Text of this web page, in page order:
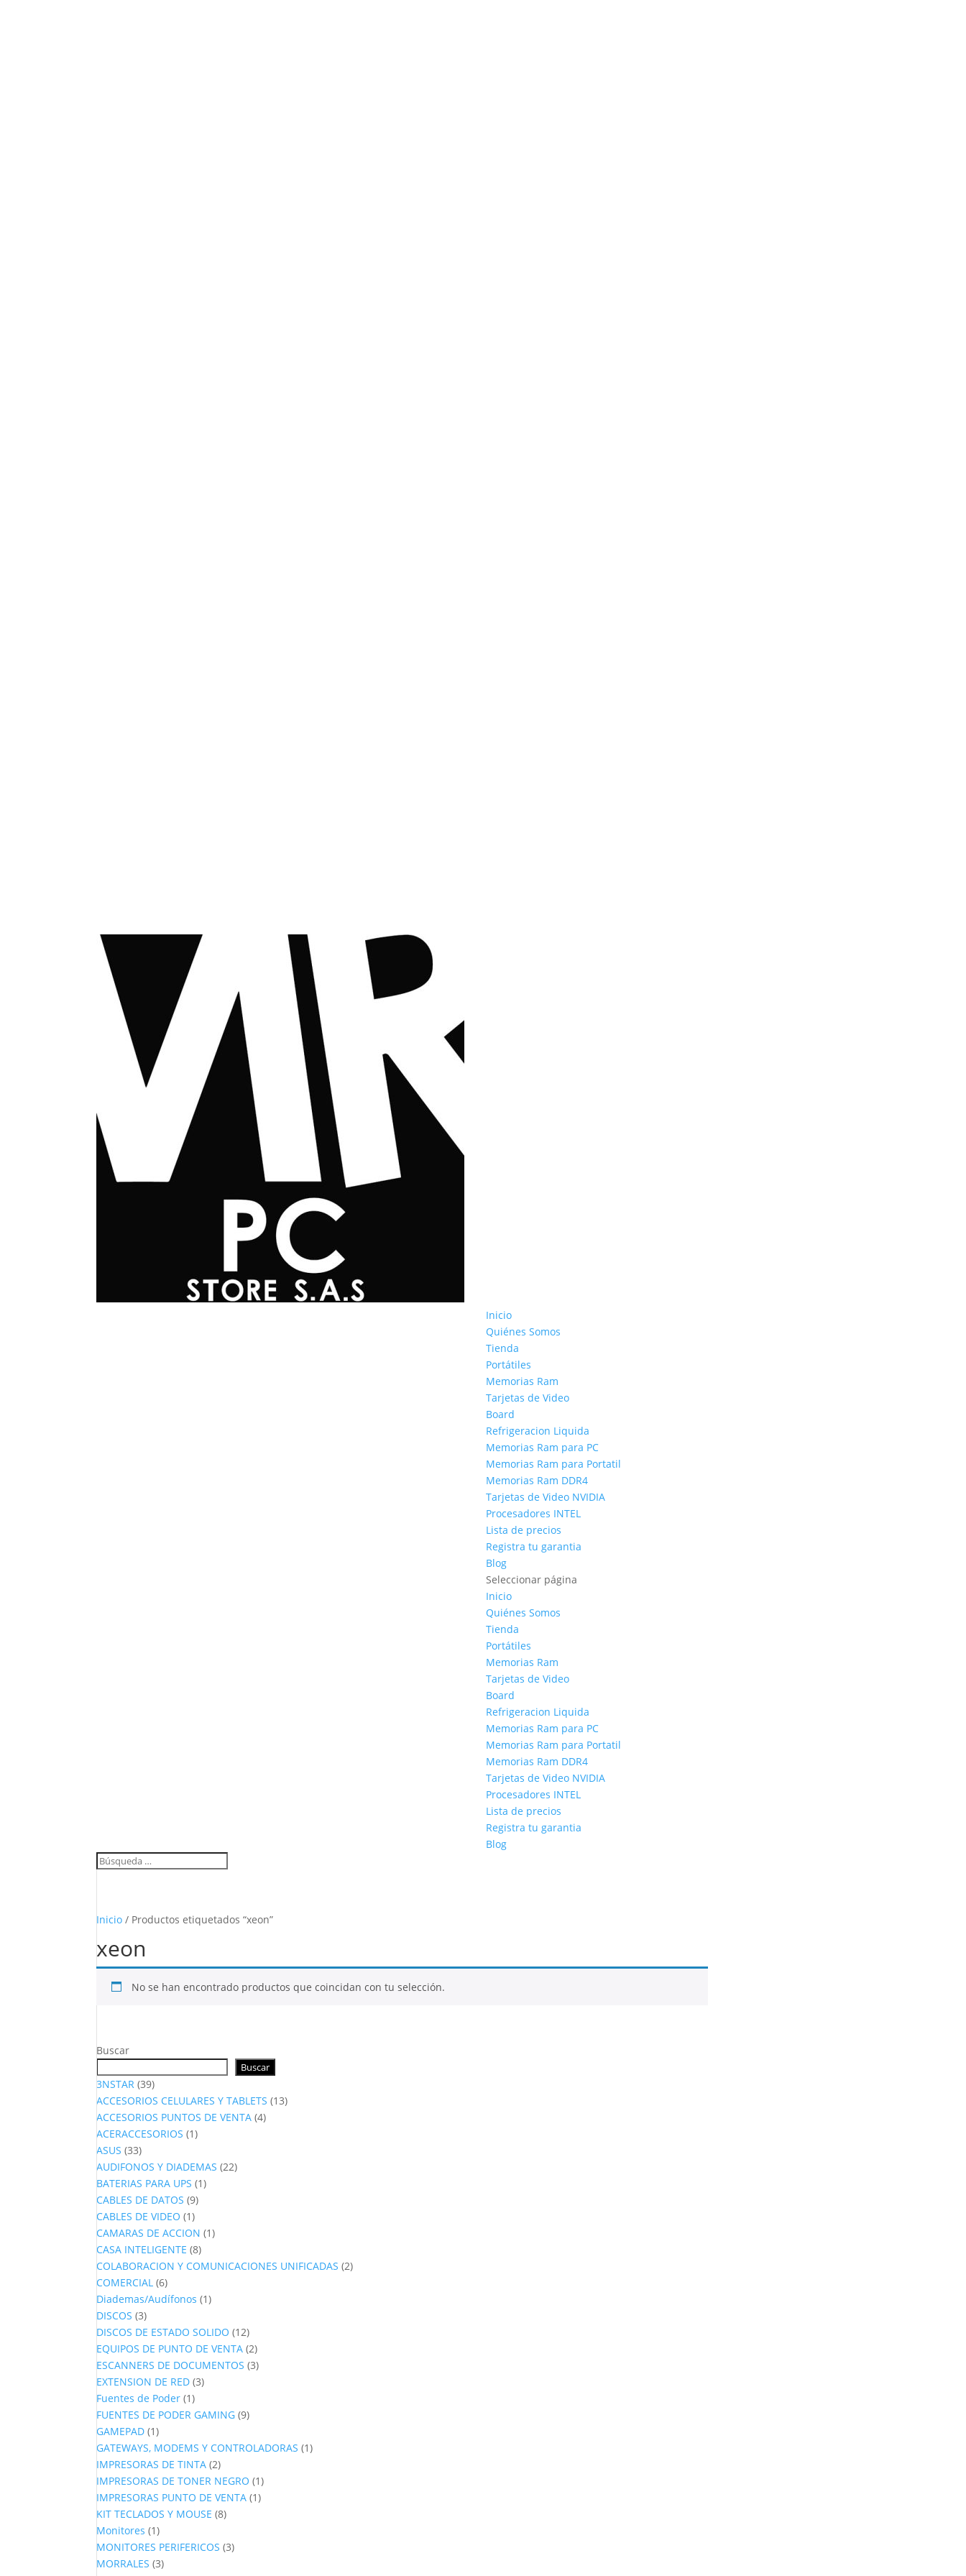
Inicio
Quiénes Somos
Tienda
Portátiles
Memorias Ram
Tarjetas de Video
Board
Refrigeracion Liquida
Memorias Ram para PC
Memorias Ram para Portatil
Memorias Ram DDR4
Tarjetas de Video NVIDIA
Procesadores INTEL
Lista de precios
Registra tu garantia
Blog
Seleccionar página
Inicio
Quiénes Somos
Tienda
Portátiles
Memorias Ram
Tarjetas de Video
Board
Refrigeracion Liquida
Memorias Ram para PC
Memorias Ram para Portatil
Memorias Ram DDR4
Tarjetas de Video NVIDIA
Procesadores INTEL
Lista de precios
Registra tu garantia
Blog
Inicio / Productos etiquetados “xeon”
xeon
No se han encontrado productos que coincidan con tu selección.
Buscar
Buscar
3NSTAR 3939
productos
ACCESORIOS CELULARES Y TABLETS 1313
ACCESORIOS PUNTOS DE VENTA 44
ACERACCESORIOS 11
ASUS 3333
productos
AUDIFONOS Y DIADEMAS 2222
BATERIAS PARA UPS 11
CABLES DE DATOS 99
CABLES DE VIDEO 11
producto
CAMARAS DE ACCION 11
CASA INTELIGENTE 88
productos
COLABORACION Y COMUNICACIONES UNIFICADAS 22
COMERCIAL 66
productos
Diademas/Audífonos 11
DISCOS 33
productos
DISCOS DE ESTADO SOLIDO 1212
productos
EQUIPOS DE PUNTO DE VENTA 22
productos
ESCANNERS DE DOCUMENTOS 33
EXTENSION DE RED 33
Fuentes de Poder 11
producto
FUENTES DE PODER GAMING 99
GAMEPAD 11
producto
GATEWAYS, MODEMS Y CONTROLADORAS 11
IMPRESORAS DE TINTA 22
productos
IMPRESORAS DE TONER NEGRO 11
producto
IMPRESORAS PUNTO DE VENTA 11
KIT TECLADOS Y MOUSE 88
Monitores 11
producto
MONITORES PERIFERICOS 33
MORRALES 33